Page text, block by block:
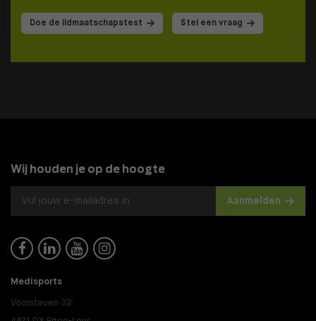
Doe de lidmaatschapstest Stel een vraag
Wij houden je op de hoogte
Aanmelden
   
Medisports
Voorsteven 32